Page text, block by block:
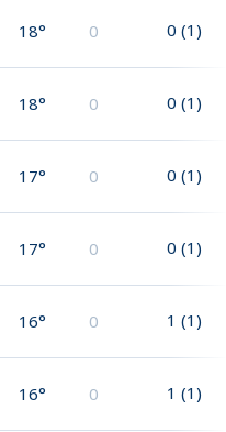
18° 0 0 (1)
18° 0 0 (1)
17° 0 0 (1)
17° 0 0 (1)
16° 0 1 (1)
16° 0 1 (1)